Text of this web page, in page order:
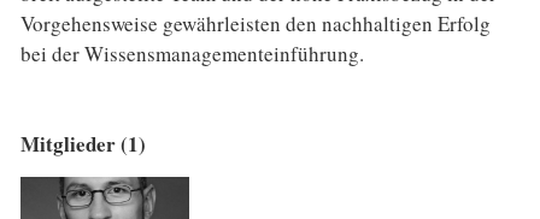
Vorgehensweise gewährleisten den nachhaltigen Erfolg
bei der Wissensmanagementeinführung.
Mitglieder (1)